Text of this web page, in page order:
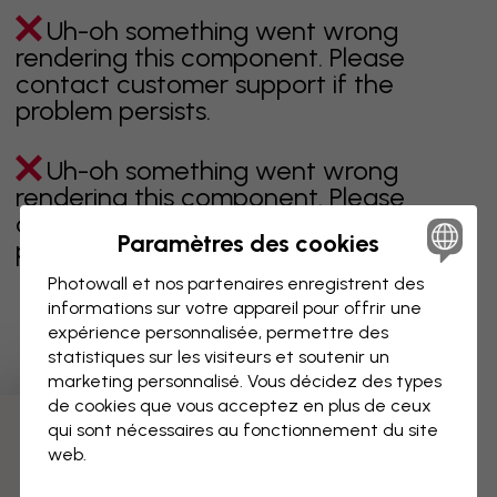
Uh-oh something went wrong
rendering this component. Please
contact customer support if the
problem persists.
Uh-oh something went wrong
rendering this component. Please
contact customer support if the
problem persists.
Page 1 sur 2 pages
Découvrez plus de catégories
Paramètres des cookies
Photowall et nos partenaires enregistrent des
informations sur votre appareil pour offrir une
expérience personnalisée, permettre des
statistiques sur les visiteurs et soutenir un
marketing personnalisé. Vous décidez des types
de cookies que vous acceptez en plus de ceux
qui sont nécessaires au fonctionnement du site
web.